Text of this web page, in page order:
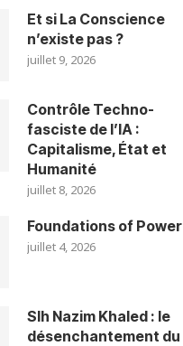
Et si La Conscience
n’existe pas ?
juillet 9, 2026
Contrôle Techno-
fasciste de l’IA :
Capitalisme, État et
Humanité
juillet 8, 2026
Foundations of Power
juillet 4, 2026
Slh Nazim Khaled : le
désenchantement du